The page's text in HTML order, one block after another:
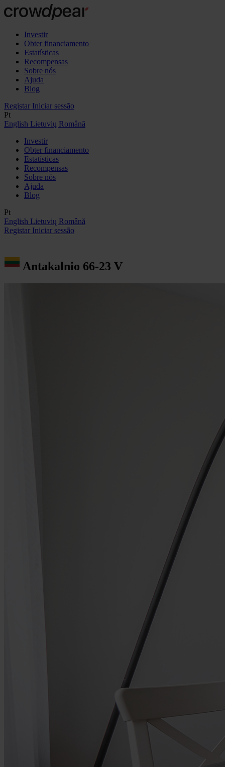
Investir
Obter financiamento
Estatísticas
Recompensas
Sobre nós
Ajuda
Blog
Registar Iniciar sessão
Pt
English Lietuvių Română
Investir
Obter financiamento
Estatísticas
Recompensas
Sobre nós
Ajuda
Blog
Pt
English Lietuvių Română
Registar Iniciar sessão
Antakalnio 66-23 V